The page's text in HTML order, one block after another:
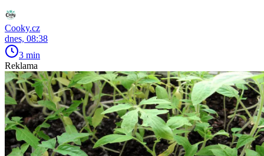
Cooky.cz
dnes, 08:38
3 min
Reklama